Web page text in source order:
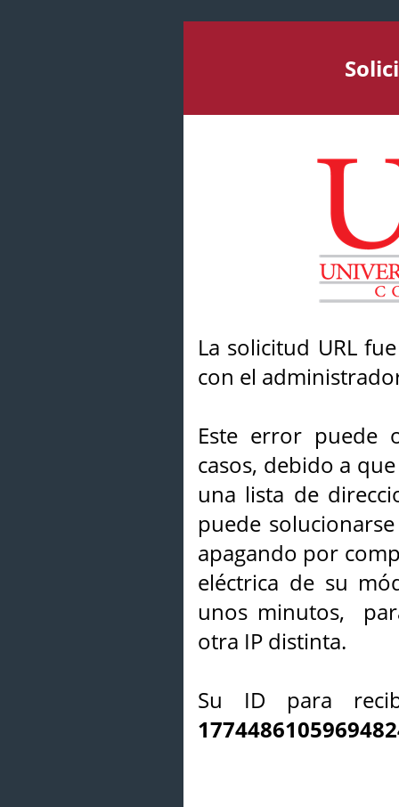
La solicitud URL
con el
Este error puede
casos, debido a
una lista de
puede
apagando por
eléctrica de su
unos minutos,
otra IP distinta.
Su ID para